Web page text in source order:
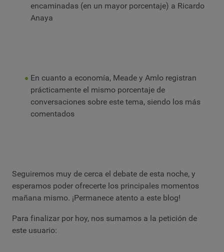
encaminadas (en un mayor porcentaje) a Ricardo
Anaya
En cuanto a economía, Meade y Amlo registran
prácticamente el mismo porcentaje de
conversaciones sobre este tema, siendo los más
comentados
Seguiremos muy de cerca el debate de esta noche, y
esperamos poder ofrecerte los principales momentos
mañana mismo. ¡Permanece atento a este blog!
Para finalizar por hoy, nos sumamos a la petición de
este usuario: